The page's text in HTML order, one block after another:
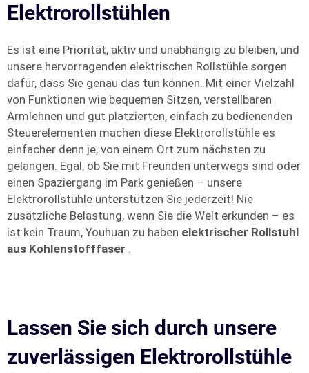
Elektrorollstühlen
Es ist eine Priorität, aktiv und unabhängig zu bleiben, und
unsere hervorragenden elektrischen Rollstühle sorgen
dafür, dass Sie genau das tun können. Mit einer Vielzahl
von Funktionen wie bequemen Sitzen, verstellbaren
Armlehnen und gut platzierten, einfach zu bedienenden
Steuerelementen machen diese Elektrorollstühle es
einfacher denn je, von einem Ort zum nächsten zu
gelangen. Egal, ob Sie mit Freunden unterwegs sind oder
einen Spaziergang im Park genießen – unsere
Elektrorollstühle unterstützen Sie jederzeit! Nie
zusätzliche Belastung, wenn Sie die Welt erkunden – es
ist kein Traum, Youhuan zu haben elektrischer Rollstuhl
aus Kohlenstofffaser .
Lassen Sie sich durch unsere
zuverlässigen Elektrorollstühle